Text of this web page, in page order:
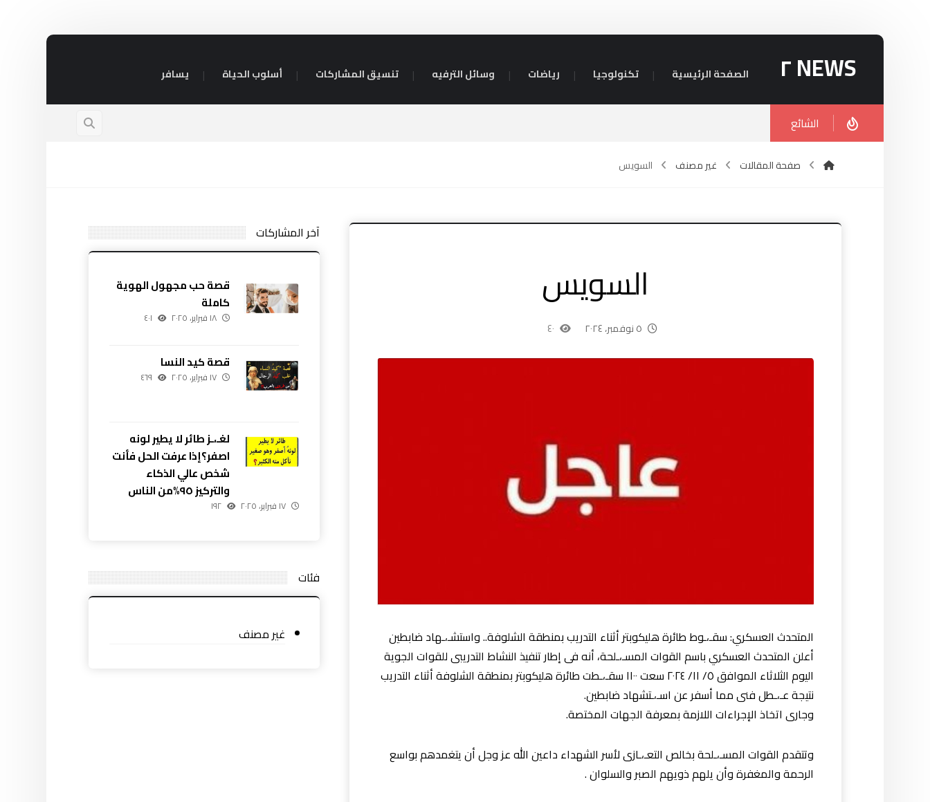
NEWS ٢ الصفحة الرئيسية تكنولوجيا رياضات وسائل الترفيه تنسيق المشاركات أسلوب الحياة يسافر
الشائع
صفحة المقالات غير مصنف السويس
السويس
٥ نوفمبر، ٢٠٢٤ ٤٠
المتحدث العسكري: سقـ،ـوط طائرة هليكوبتر أثناء التدريب بمنطقة الشلوفة.. واستشـ،ـهاد ضابطين
أعلن المتحدث العسكري باسم القوات المسـ،ـلحة، أنه فى إطار تنفيذ النشاط التدريبى للقوات الجوية
اليوم الثلاثاء الموافق ٥/ ١١/ ٢٠٢٤ سعت ١١٠٠ سقـ،ـطت طائرة هليكوبتر بمنطقة الشلوفة أثناء التدريب
نتيجة عـ،ـطل فنى مما أسفر عن اسـ،ـتشهاد ضابطين.
وجارى اتخاذ الإجراءات اللازمة بمعرفة الجهات المختصة.
وتتقدم القوات المسـ،ـلحة بخالص التعـ،ـازى لأسر الشهداء داعين الله عز وجل أن يتغمدهم بواسع
الرحمة والمغفرة وأن يلهم ذويهم الصبر والسلوان .
آخر المشاركات
قصة حب مجهول الهوية
كاملة
١٨ فبراير، ٢٠٢٥ ٤٠١
قصة كيد النسا
١٧ فبراير، ٢٠٢٥ ٤٦٩
لغـ،ـز طائر لا يطير لونه
اصفر؟إذا عرفت الحل فأنت
شخص عالي الذكاء
والتركيز ٩٥%من الناس
١٧ فبراير، ٢٠٢٥ ١٩٢
فئات
غير مصنف